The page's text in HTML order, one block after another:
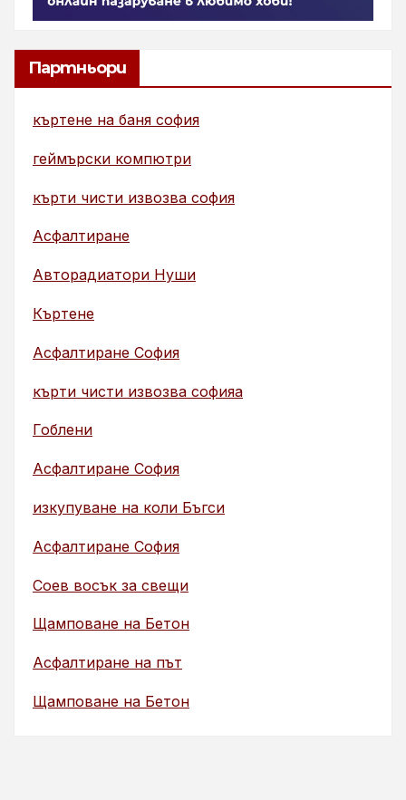
Партньори
къртене на баня софия
геймърски компютри
кърти чисти извозва софия
Асфалтиране
Авторадиатори Нуши
Къртене
Асфалтиране София
кърти чисти извозва софияа
Гоблени
Асфалтиране София
изкупуване на коли Бъгси
Асфалтиране София
Соев восък за свещи
Щамповане на Бетон
Асфалтиране на път
Щамповане на Бетон